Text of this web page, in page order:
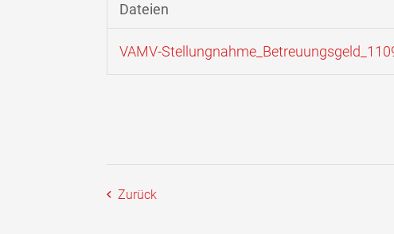
Dateien
VAMV-
Zurück